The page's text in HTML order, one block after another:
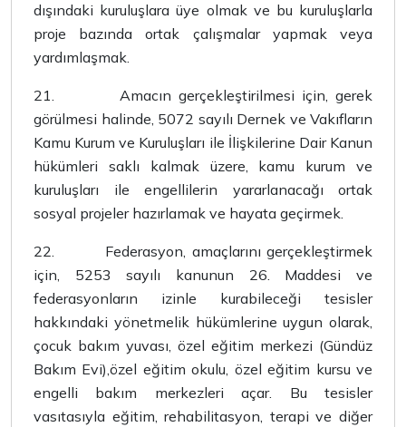
dışındaki kuruluşlara üye olmak ve bu kuruluşlarla
proje bazında ortak çalışmalar yapmak veya
yardımlaşmak.
21.
Amacın gerçekleştirilmesi için, gerek
görülmesi halinde, 5072 sayılı Dernek ve Vakıfların
Kamu Kurum ve Kuruluşları ile İlişkilerine Dair Kanun
hükümleri saklı kalmak üzere, kamu kurum ve
kuruluşları ile engellilerin yararlanacağı ortak
sosyal projeler hazırlamak ve hayata geçirmek.
22.
Federasyon, amaçlarını gerçekleştirmek
için, 5253 sayılı kanunun 26. Maddesi ve
federasyonların izinle kurabileceği tesisler
hakkındaki yönetmelik hükümlerine uygun olarak,
çocuk bakım yuvası, özel eğitim merkezi (Gündüz
Bakım Evi),özel eğitim okulu, özel eğitim kursu ve
engelli bakım merkezleri açar. Bu tesisler
vasıtasıyla eğitim, rehabilitasyon, terapi ve diğer